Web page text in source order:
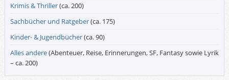
Krimis & Thriller(ca. 200)
Sachbücher und Ratgeber(ca. 175)
Kinder- & Jugendbücher(ca. 90)
Alles andere(Abenteuer, Reise, Erinnerungen, SF, Fantasy sowie Lyrik
– ca. 200)